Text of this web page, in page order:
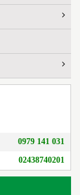
0979 141 031
02438740201